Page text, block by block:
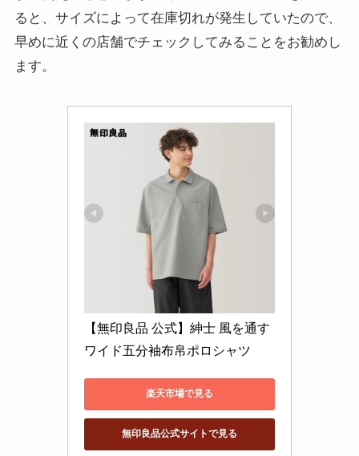
ると、サイズによって在庫切れが発生していたので、
早めに近くの店舗でチェックしてみることをお勧めし
ます。
【無印良品 公式】紳士 風を通す
ワイド五分袖布帛ポロシャツ
楽天市場で見る
無印良品公式サイトで見る